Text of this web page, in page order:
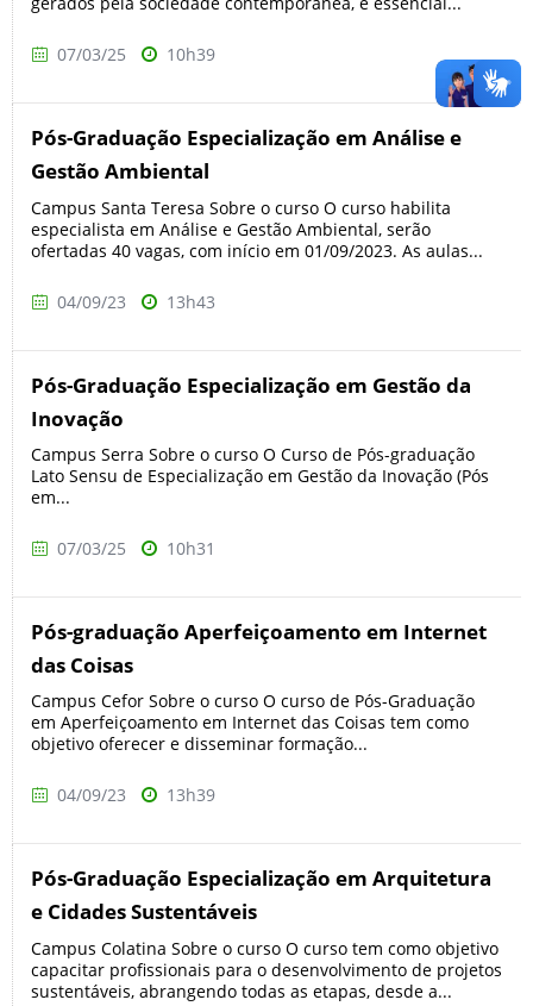
07/03/25 10h39
Pós-Graduação Especialização em Análise e
Gestão Ambiental
Campus Santa Teresa Sobre o curso O curso habilita
especialista em Análise e Gestão Ambiental, serão
ofertadas 40 vagas, com início em 01/09/2023. As aulas...
04/09/23 13h43
Pós-Graduação Especialização em Gestão da
Inovação
Campus Serra Sobre o curso O Curso de Pós-graduação
Lato Sensu de Especialização em Gestão da Inovação (Pós
em...
07/03/25 10h31
Pós-graduação Aperfeiçoamento em Internet
das Coisas
Campus Cefor Sobre o curso O curso de Pós-Graduação
em Aperfeiçoamento em Internet das Coisas tem como
objetivo oferecer e disseminar formação...
04/09/23 13h39
Pós-Graduação Especialização em Arquitetura
e Cidades Sustentáveis
Campus Colatina Sobre o curso O curso tem como objetivo
capacitar profissionais para o desenvolvimento de projetos
sustentáveis, abrangendo todas as etapas, desde a...